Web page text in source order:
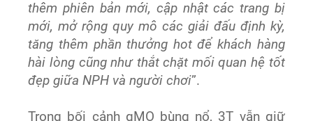
thêm phiên bản mới, cập nhật các trang bị
mới, mở rộng quy mô các giải đấu định kỳ,
tăng thêm phần thưởng hot để khách hàng
hài lòng cũng như thắt chặt mối quan hệ tốt
đẹp giữa NPH và người chơi”.
Trong bối cảnh gMO bùng nổ, 3T vẫn giữ